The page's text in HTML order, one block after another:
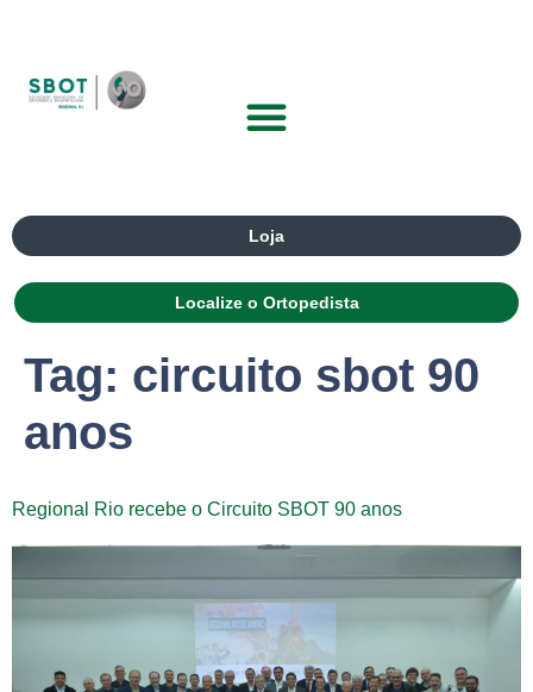
Loja
Localize o Ortopedista
Tag: circuito sbot 90
anos
Regional Rio recebe o Circuito SBOT 90 anos